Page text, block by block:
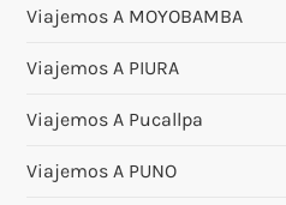
Viajemos A MOYOBAMBA
Viajemos A PIURA
Viajemos A Pucallpa
Viajemos A PUNO